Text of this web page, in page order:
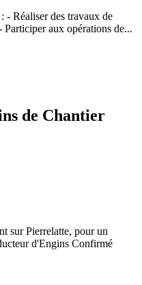
- Réaliser des travaux de
aux opérations de...
de Chantier
sur Pierrelatte, pour un
d'Engins Confirmé